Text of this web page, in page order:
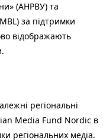
(АНРВУ) та
за підтримки
відображають
регіональні
Media Fund Nordic в
регіональних медіа.